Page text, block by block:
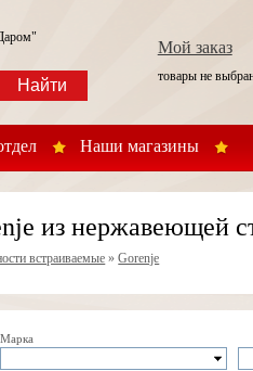
Наши магазины
Найти
Мой заказ
товары не
из нержавеющей
встраиваемые »Gorenje
Марка